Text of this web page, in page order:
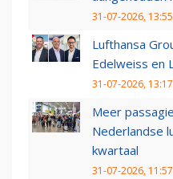
31-07-2026, 13:55
Lufthansa
Edelweiss en
31-07-2026, 13:17
Meer
Nederlandse
kwartaal
31-07-2026, 11:57